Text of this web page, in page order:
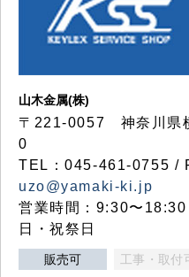
山木金属(株)
〒221-0057 神奈川県
0
TEL：045-461-0755 /
uzo@yamaki-ki.jp
営業時間：9:30〜
日・祝祭日
販売可 工事・取付